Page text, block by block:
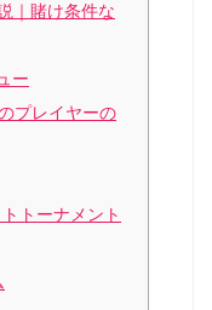
｜賭け条件な
ー
プレイヤーの
トーナメント